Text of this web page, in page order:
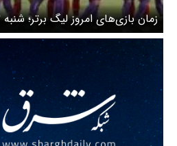
زمان بازی‌های امروز لیگ برتر؛ شنبه ۱۳ بهمن+ جدول